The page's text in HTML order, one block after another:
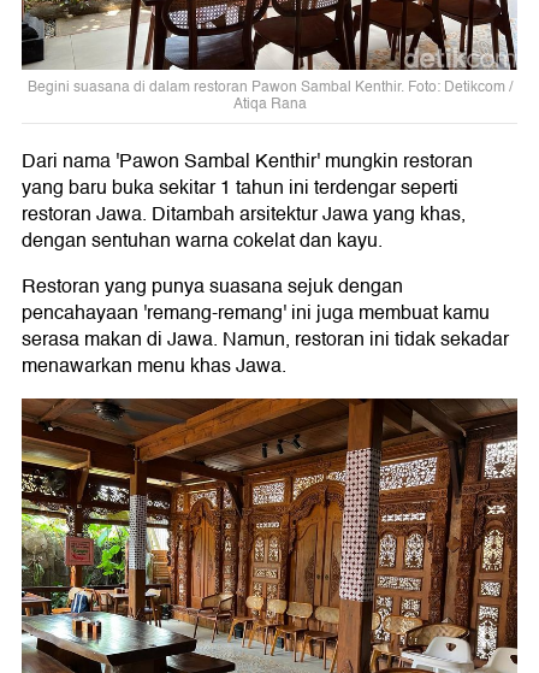
Begini suasana di dalam restoran Pawon Sambal Kenthir. Foto: Detikcom /
Atiqa Rana
Dari nama 'Pawon Sambal Kenthir' mungkin restoran
yang baru buka sekitar 1 tahun ini terdengar seperti
restoran Jawa. Ditambah arsitektur Jawa yang khas,
dengan sentuhan warna cokelat dan kayu.
Restoran yang punya suasana sejuk dengan
pencahayaan 'remang-remang' ini juga membuat kamu
serasa makan di Jawa. Namun, restoran ini tidak sekadar
menawarkan menu khas Jawa.